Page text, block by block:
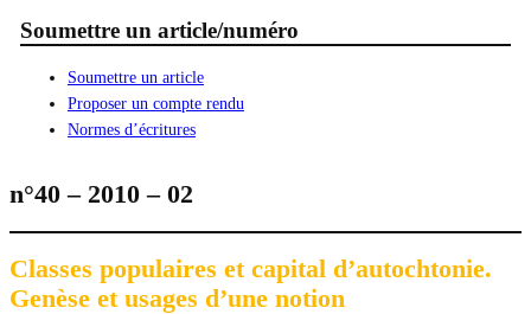
Soumettre un article/numéro
Soumettre un article
Proposer un compte rendu
Normes d’écritures
n°40 – 2010 – 02
Classes populaires et capital d’autochtonie.
Genèse et usages d’une notion